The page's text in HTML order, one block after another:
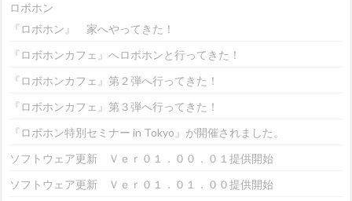
ロボホン
『ロボホン』 家へやってきた！
『ロボホンカフェ』へロボホンと行ってきた！
『ロボホンカフェ』第２弾へ行ってきた！
『ロボホンカフェ』第３弾へ行ってきた！
『ロボホン特別セミナー in Tokyo』が開催されました。
ソフトウェア更新 Ｖｅｒ０１．００．０１提供開始
ソフトウェア更新 Ｖｅｒ０１．０１．００提供開始